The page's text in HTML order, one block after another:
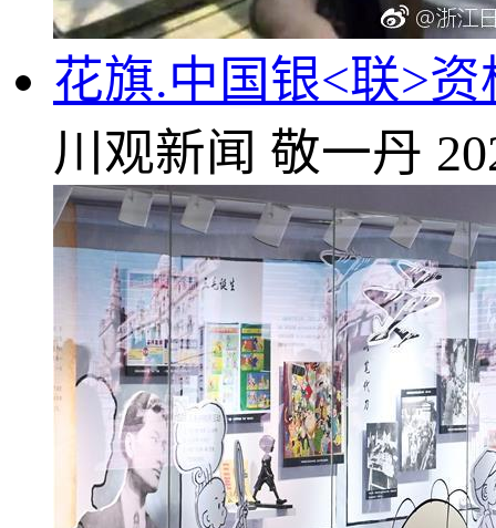
花旗.中国银<联>
川观新闻 敬一丹